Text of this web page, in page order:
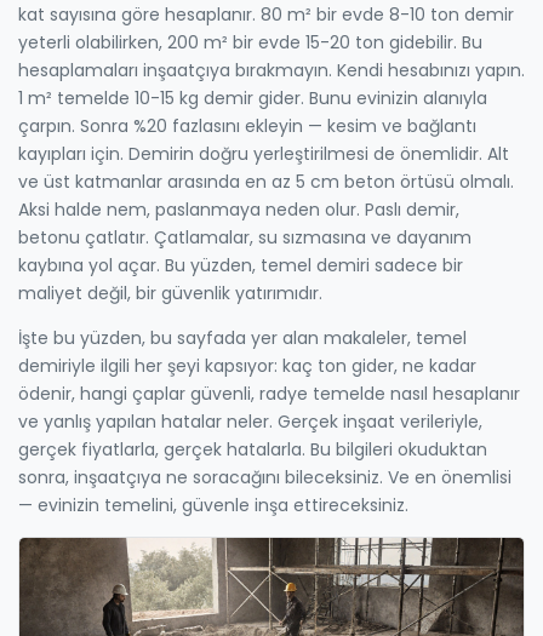
kat sayısına göre hesaplanır. 80 m² bir evde 8-10 ton demir
yeterli olabilirken, 200 m² bir evde 15-20 ton gidebilir. Bu
hesaplamaları inşaatçıya bırakmayın. Kendi hesabınızı yapın.
1 m² temelde 10-15 kg demir gider. Bunu evinizin alanıyla
çarpın. Sonra %20 fazlasını ekleyin — kesim ve bağlantı
kayıpları için. Demirin doğru yerleştirilmesi de önemlidir. Alt
ve üst katmanlar arasında en az 5 cm beton örtüsü olmalı.
Aksi halde nem, paslanmaya neden olur. Paslı demir,
betonu çatlatır. Çatlamalar, su sızmasına ve dayanım
kaybına yol açar. Bu yüzden, temel demiri sadece bir
maliyet değil, bir güvenlik yatırımıdır.
İşte bu yüzden, bu sayfada yer alan makaleler, temel
demiriyle ilgili her şeyi kapsıyor: kaç ton gider, ne kadar
ödenir, hangi çaplar güvenli, radye temelde nasıl hesaplanır
ve yanlış yapılan hatalar neler. Gerçek inşaat verileriyle,
gerçek fiyatlarla, gerçek hatalarla. Bu bilgileri okuduktan
sonra, inşaatçıya ne soracağını bileceksiniz. Ve en önemlisi
— evinizin temelini, güvenle inşa ettireceksiniz.